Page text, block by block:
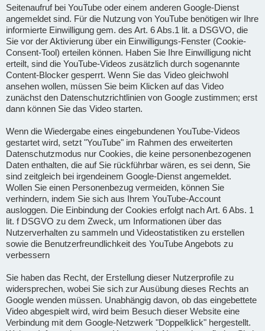
Seitenaufruf bei YouTube oder einem anderen Google-Dienst
angemeldet sind. Für die Nutzung von YouTube benötigen wir Ihre
informierte Einwilligung gem. des Art. 6 Abs.1 lit. a DSGVO, die
Sie vor der Aktivierung über ein Einwilligungs-Fenster (Cookie-
Consent-Tool) erteilen können. Haben Sie Ihre Einwilligung nicht
erteilt, sind die YouTube-Videos zusätzlich durch sogenannte
Content-Blocker gesperrt. Wenn Sie das Video gleichwohl
ansehen wollen, müssen Sie beim Klicken auf das Video
zunächst den Datenschutzrichtlinien von Google zustimmen; erst
dann können Sie das Video starten.
Wenn die Wiedergabe eines eingebundenen YouTube-Videos
gestartet wird, setzt "YouTube" im Rahmen des erweiterten
Datenschutzmodus nur Cookies, die keine personenbezogenen
Daten enthalten, die auf Sie rückführbar wären, es sei denn, Sie
sind zeitgleich bei irgendeinem Google-Dienst angemeldet.
Wollen Sie einen Personenbezug vermeiden, können Sie
verhindern, indem Sie sich aus Ihrem YouTube-Account
ausloggen. Die Einbindung der Cookies erfolgt nach Art. 6 Abs. 1
lit. f DSGVO zu dem Zweck, um Informationen über das
Nutzerverhalten zu sammeln und Videostatistiken zu erstellen
sowie die Benutzerfreundlichkeit des YouTube Angebots zu
verbessern
Sie haben das Recht, der Erstellung dieser Nutzerprofile zu
widersprechen, wobei Sie sich zur Ausübung dieses Rechts an
Google wenden müssen. Unabhängig davon, ob das eingebettete
Video abgespielt wird, wird beim Besuch dieser Website eine
Verbindung mit dem Google-Netzwerk "Doppelklick" hergestellt.